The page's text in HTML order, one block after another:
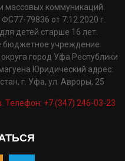
массовых коммуникаций.
79836 от 7.12.2020 г.
детей старше 16 лет.
бюджетное учреждение
город Уфа Республики
Юридический адрес:
г. Уфа, ул. Авроры, 25
Телефон: +7 (347) 246-03-23